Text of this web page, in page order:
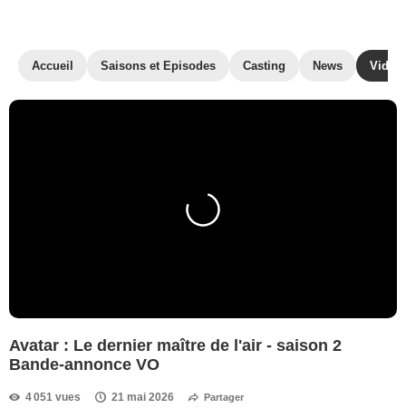
Accueil Saisons et Episodes Casting News
Avatar : Le dernier maître de l'air - saison 2
Bande-annonce VO
4 051 vues 21 mai 2026 Partager